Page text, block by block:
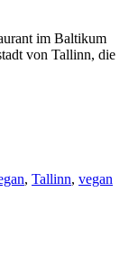
im Baltikum
von Tallinn, die
, Tallinn, vegan